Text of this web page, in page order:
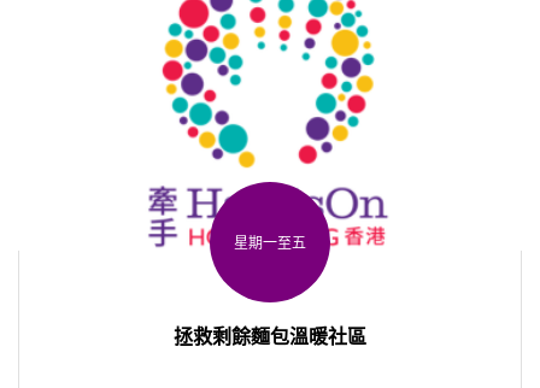
星期一至五
拯救剩餘麵包溫暖社區